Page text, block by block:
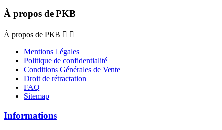
À propos de PKB
À propos de PKB  
Mentions Légales
Politique de confidentialité
Conditions Générales de Vente
Droit de rétractation
FAQ
Sitemap
Informations